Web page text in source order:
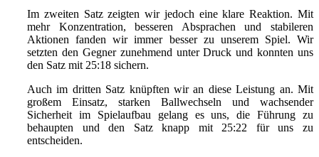
Im zweiten Satz zeigten wir jedoch eine klare Reaktion. Mit
mehr Konzentration, besseren Absprachen und stabileren
Aktionen fanden wir immer besser zu unserem Spiel. Wir
setzten den Gegner zunehmend unter Druck und konnten uns
den Satz mit 25:18 sichern.
Auch im dritten Satz knüpften wir an diese Leistung an. Mit
großem Einsatz, starken Ballwechseln und wachsender
Sicherheit im Spielaufbau gelang es uns, die Führung zu
behaupten und den Satz knapp mit 25:22 für uns zu
entscheiden.